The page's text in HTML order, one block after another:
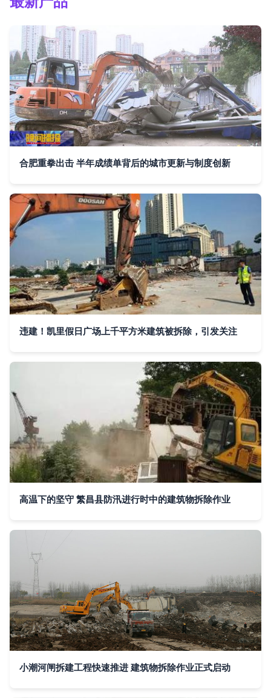
合肥重拳出击 半年成绩单背后的城市更新与制度创新
违建！凯里假日广场上千平方米建筑被拆除，引发关注
高温下的坚守 繁昌县防汛进行时中的建筑物拆除作业
小潮河闸拆建工程快速推进 建筑物拆除作业正式启动